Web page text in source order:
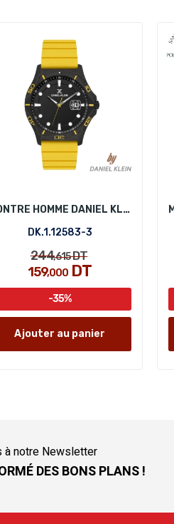
MONTRE HOMME DANIEL KLEIN DK.1.12583-3
DK.1.12583-3
244,615DT
159,000 DT
-35%
Ajouter au panier
à notre Newsletter
DES BONS PLANS !